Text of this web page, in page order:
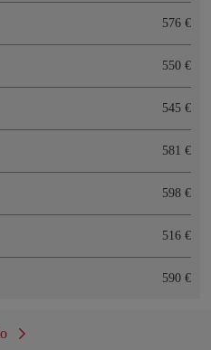
576 €
550 €
545 €
581 €
598 €
516 €
590 €